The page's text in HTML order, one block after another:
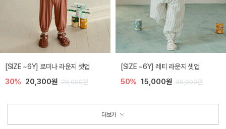
[SIZE ~6Y] 로미나 라운지 셋업
30% 20,300원 29,000원
[SIZE ~6Y] 레티 라운지 셋업
50% 15,000원 30,000원
더보기